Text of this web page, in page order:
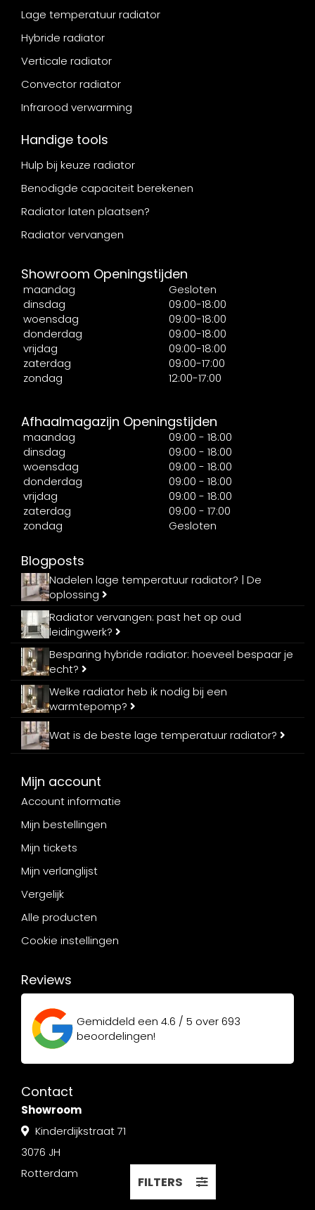
Lage temperatuur radiator
Hybride radiator
Verticale radiator
Convector radiator
Infrarood verwarming
Handige tools
Hulp bij keuze radiator
Benodigde capaciteit berekenen
Radiator laten plaatsen?
Radiator vervangen
Showroom Openingstijden
maandag
Gesloten
dinsdag
09:00-18:00
woensdag
09:00-18:00
donderdag
09:00-18:00
vrijdag
09:00-18:00
zaterdag
09:00-17:00
zondag
12:00-17:00
Afhaalmagazijn Openingstijden
maandag
09:00 - 18:00
dinsdag
09:00 - 18:00
woensdag
09:00 - 18:00
donderdag
09:00 - 18:00
vrijdag
09:00 - 18:00
zaterdag
09:00 - 17:00
zondag
Gesloten
Blogposts
Nadelen lage temperatuur radiator? | De
oplossing
Radiator vervangen: past het op oud
leidingwerk?
Besparing hybride radiator: hoeveel bespaar je
echt?
Welke radiator heb ik nodig bij een
warmtepomp?
Wat is de beste lage temperatuur radiator?
Mijn account
Account informatie
Mijn bestellingen
Mijn tickets
Mijn verlanglijst
Vergelijk
Alle producten
Cookie instellingen
Reviews
Gemiddeld een 4.6 / 5 over693
beoordelingen!
Contact
Showroom
Kinderdijkstraat 71
3076 JH
Rotterdam
FILTERS